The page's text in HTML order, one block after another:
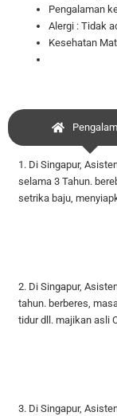
Pengalaman
Alergi : Tidak
Kesehatan
1. Di Singapur,
selama 3 Tahun.
setrika baju,
2. Di Singapur,
tahun. berberes,
tidur dll. majikan asli
3. Di Singapur,